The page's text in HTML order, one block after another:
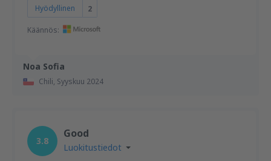
Noa Sofia
Chili, Syyskuu 2024
Hyödyllinen 2
Käännös:
3.8
Good
Luokitustiedot